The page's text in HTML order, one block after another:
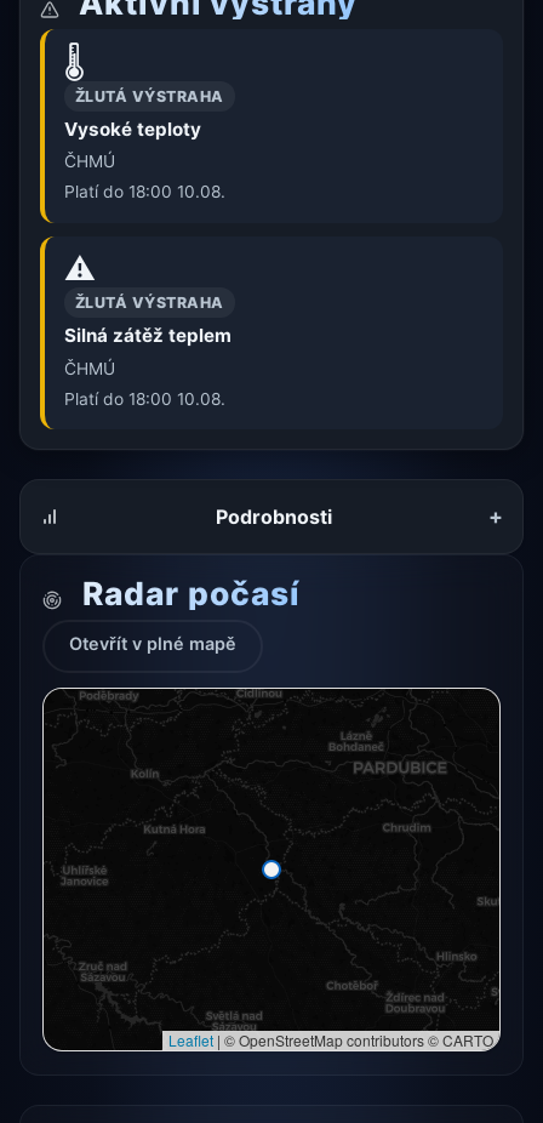
🌡️
ŽLUTÁ VÝSTRAHA
Vysoké teploty
ČHMÚ
Platí do 18:00 10.08.
⚠️
ŽLUTÁ VÝSTRAHA
Silná zátěž teplem
ČHMÚ
Platí do 18:00 10.08.
Podrobnosti +
Radar počasí
Otevřít v plné mapě
Radarový snímek momentálně není dostupný.
Otevřít v plné mapě
Otevřít v plné mapě →
Leaflet | © OpenStreetMap contributors © CARTO